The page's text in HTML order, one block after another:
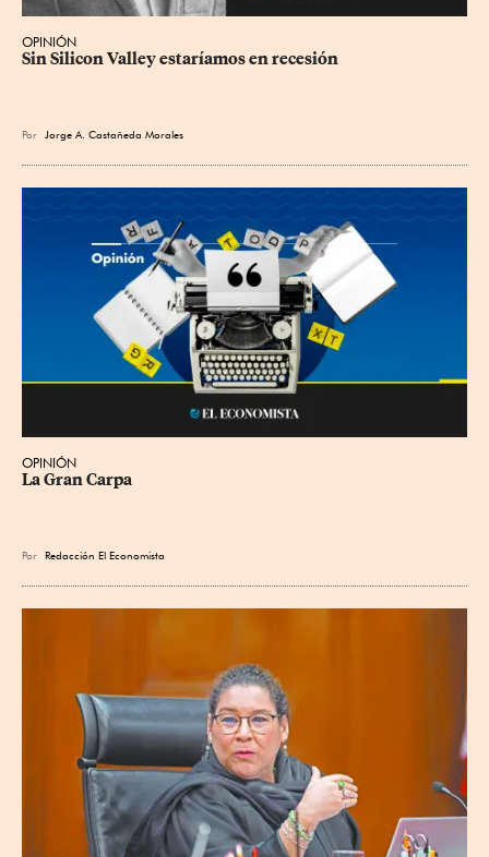
OPINIÓN
Sin Silicon Valley estaríamos en recesión
Por Jorge A. Castañeda Morales
OPINIÓN
La Gran Carpa
Por Redacción El Economista